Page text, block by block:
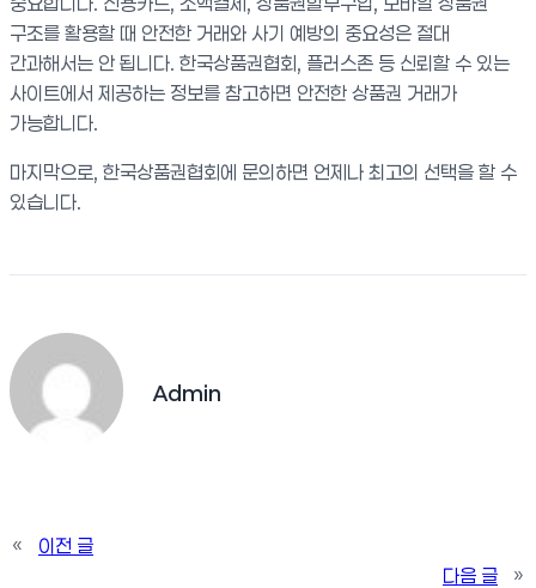
구조를 활용할 때 안전한 거래와 사기 예방의 중요성은 절대
간과해서는 안 됩니다. 한국상품권협회, 플러스존 등 신뢰할 수 있는
사이트에서 제공하는 정보를 참고하면 안전한 상품권 거래가
가능합니다.
마지막으로, 한국상품권협회에 문의하면 언제나 최고의 선택을 할 수
있습니다.
Admin
«
이전 글
다음 글
»